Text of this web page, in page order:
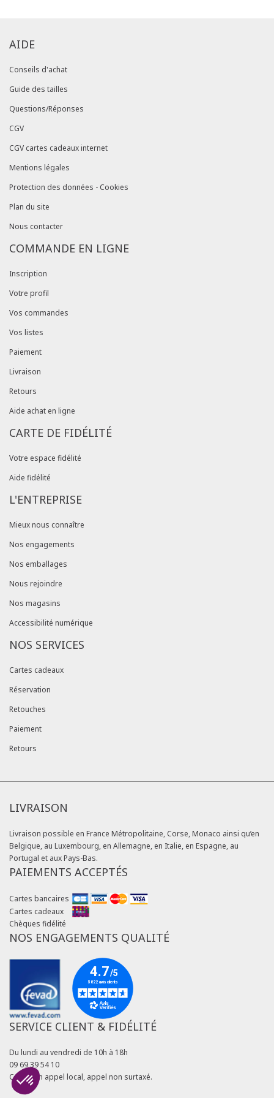
AIDE
Conseils d'achat
Guide des tailles
Questions/Réponses
CGV
CGV cartes cadeaux internet
Mentions légales
Protection des données - Cookies
Plan du site
Nous contacter
COMMANDE EN LIGNE
Inscription
Votre profil
Vos commandes
Vos listes
Paiement
Livraison
Retours
Aide achat en ligne
CARTE DE FIDÉLITÉ
Votre espace fidélité
Aide fidélité
L'ENTREPRISE
Mieux nous connaître
Nos engagements
Nos emballages
Nous rejoindre
Nos magasins
Accessibilité numérique
NOS SERVICES
Cartes cadeaux
Réservation
Retouches
Paiement
Retours
LIVRAISON
Livraison possible en France Métropolitaine, Corse, Monaco ainsi qu’en
Belgique, au Luxembourg, en Allemagne, en Italie, en Espagne, au
Portugal et aux Pays-Bas.
PAIEMENTS ACCEPTÉS
Cartes bancaires
Cartes cadeaux
Chèques fidélité
NOS ENGAGEMENTS QUALITÉ
SERVICE CLIENT & FIDÉLITÉ
Du lundi au vendredi de 10h à 18h
09 69 39 54 10
Coût d'un appel local, appel non surtaxé.